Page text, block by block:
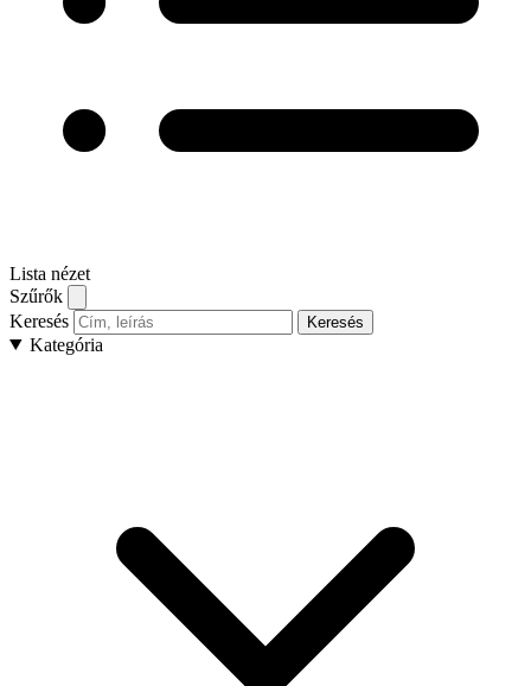
Lista nézet
Szűrők
Keresés
Keresés
Kategória